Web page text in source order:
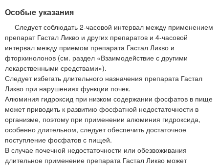
Особые указания
Следует соблюдать 2-часовой интервал между применением
препарат Гастал Ликво и других препаратов и 4-часовой
интервал между приемом препарата Гастал Ликво и
фторхинолонов (см. раздел «Взаимодействие с другими
лекарственными средствами»).
Следует избегать длительного назначения препарата Гастал
Ликво при нарушениях функции почек.
Алюминия гидроксид при низком содержании фосфатов в пище
может приводить к развитию фосфатной недостаточности в
организме, поэтому при применении алюминия гидроксида,
особенно длительном, следует обеспечить достаточное
поступление фосфатов с пищей.
В случае почечной недостаточности или обезвоживания
длительное применение препарата Гастал Ликво может